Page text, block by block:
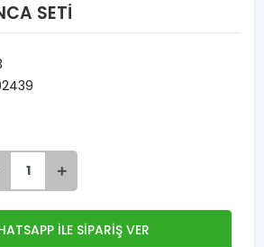
SETİ
İLE SİPARİŞ VER